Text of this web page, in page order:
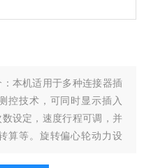
本机适用于多种连接器插
控技术，可同时显示插入
设定，速度行程可调，并
算等。旋转偏心轮动力设